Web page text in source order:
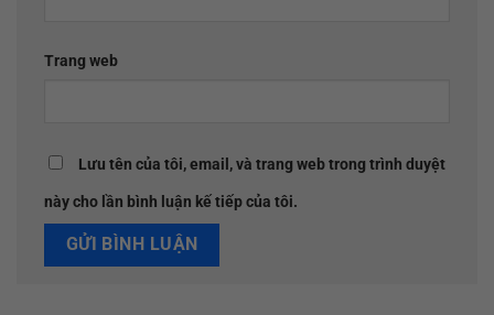
Trang web
Lưu tên của tôi, email, và trang web trong trình duyệt
này cho lần bình luận kế tiếp của tôi.